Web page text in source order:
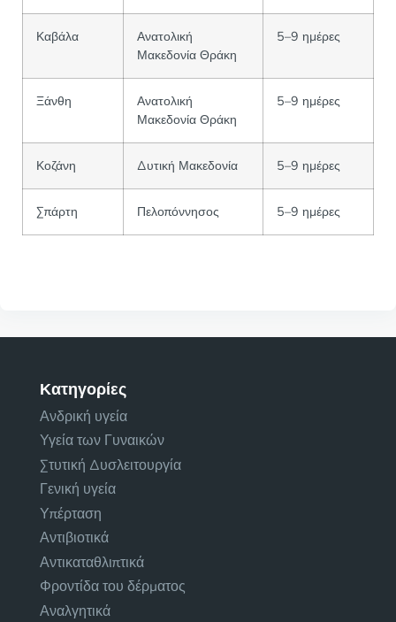
Καβάλα
Ανατολική
Μακεδονία Θράκη
5–9 ημέρες
Ξάνθη
Ανατολική
Μακεδονία Θράκη
5–9 ημέρες
Κοζάνη Δυτική Μακεδονία 5–9 ημέρες
Σπάρτη Πελοπόννησος 5–9 ημέρες
Κατηγορίες
Ανδρική υγεία
Υγεία των Γυναικών
Στυτική Δυσλειτουργία
Γενική υγεία
Υπέρταση
Αντιβιοτικά
Αντικαταθλιπτικά
Φροντίδα του δέρματος
Αναλγητικά